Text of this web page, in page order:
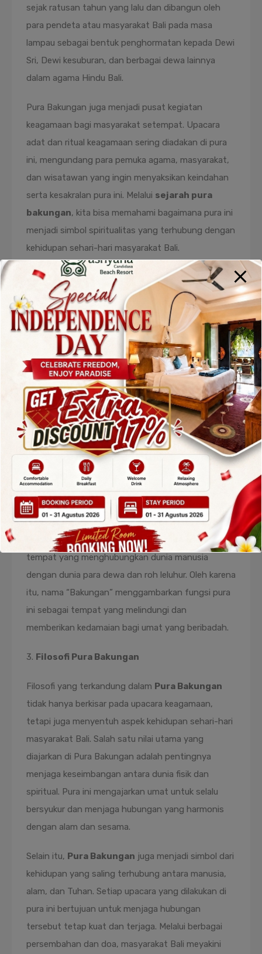
sejak ratusan tahun yang lalu dan dibangun oleh
para pendeta atau masyarakat Bali pada masa
lampau sebagai bentuk penghormatan kepada Dewi
Sri, Dewi kesuburan, dan berbagai dewa lainnya
dalam agama Hindu Bali.
Pura Bakungan juga menjadi pusat kegiatan
keagamaan bagi masyarakat setempat. Upacara
adat dan ritual keagamaan sering diadakan di pura
ini, mengundang para pemuka agama, masyarakat,
dan wisatawan yang ingin menyaksikan keindahan
serta kesakralan pura ini. Melalui sejarah pura
bakungan, kita bisa memahami bagaimana pura ini
menjadi simbol spiritualitas yang terhubung dengan
kehidupan sehari-hari masyarakat Bali.
2.Asal Mula Nama
Pura Bakungan
Pura Bakungan
memiliki makna yang
mendalam dalam budaya Bali. “Bakungan” berasal
dari bahasa Bali yang memiliki arti sebagai tempat
perlindungan atau tempat suci. Nama ini
mencerminkan peran penting dari pura ini sebagai
tempat suci yang memberi perlindungan rohani bagi
umat Hindu Bali yang datang untuk berdoa dan
memohon berkah.
Secara simbolis,Pura Bakunganmenggambarkan
hubungan manusia dengan alam semesta dan Sang
Pencipta. Dalam ajaran Hindu Bali, pura adalah
tempat yang menghubungkan dunia manusia
dengan dunia para dewa dan roh leluhur. Oleh karena
itu, nama “Bakungan” menggambarkan fungsi pura
ini sebagai tempat yang melindungi dan
memberikan kedamaian bagi umat yang beribadah.
3. Filosofi Pura Bakungan
Filosofi yang terkandung dalam Pura Bakungan
tidak hanya berkisar pada upacara keagamaan,
tetapi juga menyentuh aspek kehidupan sehari-hari
masyarakat Bali. Salah satu nilai utama yang
diajarkan di Pura Bakungan adalah pentingnya
menjaga keseimbangan antara dunia fisik dan
spiritual. Pura ini mengajarkan umat untuk selalu
bersyukur dan menjaga hubungan yang harmonis
dengan alam dan sesama.
Selain itu, Pura Bakungan juga menjadi simbol dari
kehidupan yang saling terhubung antara manusia,
alam, dan Tuhan. Setiap upacara yang dilakukan di
pura ini bertujuan untuk menjaga hubungan
tersebut tetap kuat dan terjaga. Melalui berbagai
persembahan dan doa, masyarakat Bali meyakini